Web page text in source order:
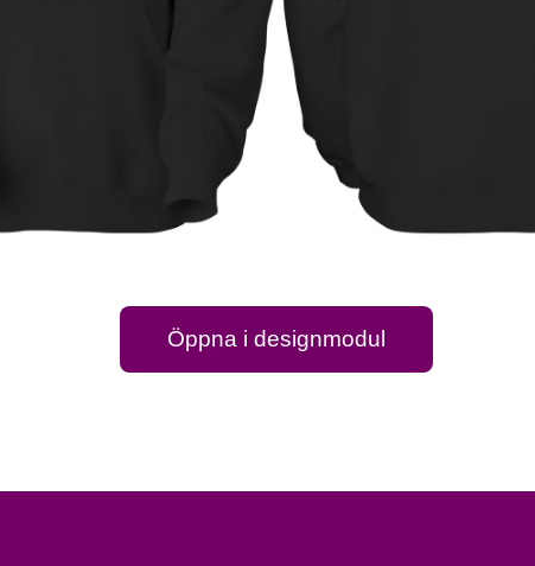
Öppna i designmodul